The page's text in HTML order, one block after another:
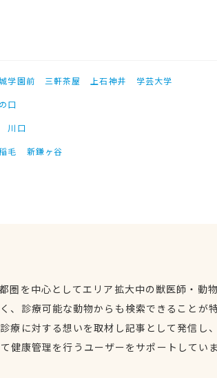
学園前 三軒茶屋 上石神井
学芸大学
口
川口
毛 新鎌ヶ谷
圏を中心としてエリア拡大中の獣医師・動
、診療可能な動物からも検索できることが
療に対する想いを取材し記事として発信し
健康管理を行うユーザーをサポートしてい